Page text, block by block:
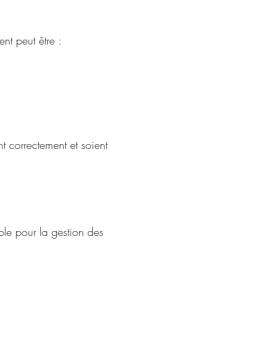
peut être :
correctement et soient
pour la gestion des